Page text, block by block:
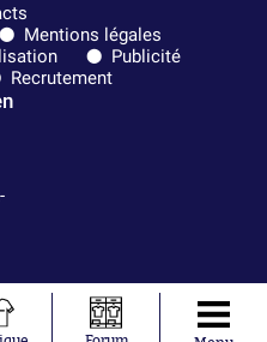
Mentions légales
Publicité
Recrutement